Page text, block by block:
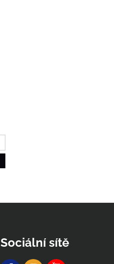
Sociální sítě